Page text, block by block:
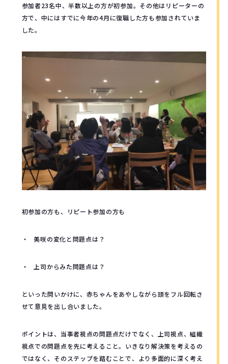
参加者23名中、半数以上の方が初参加。その他はリピーターの
方で、中にはすでに今年の4月に復職した方も参加されていま
した。
初参加の方も、リピート参加の方も
・ 美咲の変化と問題点は？
・ 上司からみた問題点は？
といった問いかけに、赤ちゃんをあやしながら頭をフル回転さ
せて意見を出し合いました。
ポイントは、当事者視点の問題点だけでなく、上司視点、組織
視点での問題点を先に考えること。いきなり解決策を考えるの
ではなく、そのステップを踏むことで、より多面的に深く考え